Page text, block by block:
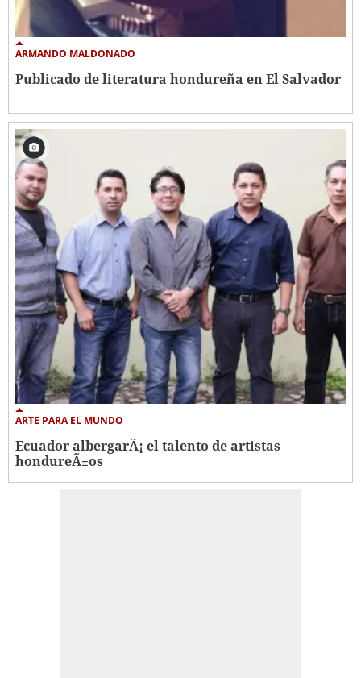
ARMANDO MALDONADO
Publicado de literatura hondureña en El Salvador
ARTE PARA EL MUNDO
Ecuador albergarÃ¡ el talento de artistas
hondureÃ±os